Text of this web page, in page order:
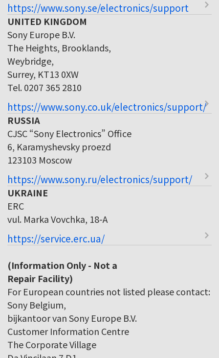
https://www.sony.se/electronics/support
UNITED KINGDOM
Sony Europe B.V.
The Heights, Brooklands,
Weybridge,
Surrey, KT13 0XW
Tel. 0207 365 2810
https://www.sony.co.uk/electronics/support/
RUSSIA
CJSC “Sony Electronics” Office
6, Karamyshevsky proezd
123103 Moscow
https://www.sony.ru/electronics/support/
UKRAINE
ERC
vul. Marka Vovchka, 18-A
https://service.erc.ua/
(Information Only - Not a
Repair Facility)
For European countries not listed please contact:
Sony Belgium,
bijkantoor van Sony Europe B.V.
Customer Information Centre
The Corporate Village